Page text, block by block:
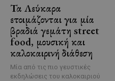
Τα Λεύκαρα
ετοιμάζονται για μία
βραδιά γεμάτη street
food, μουσική και
καλοκαιρινή διάθεση
Μία από τις πιο γευστικές
εκδηλώσεις του καλοκαιριού